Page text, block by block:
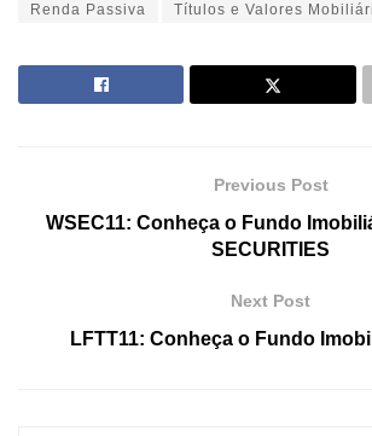
Renda Passiva Títulos e Valores
Previous Post
WSEC11: Conheça o Fundo
SECURITIES
Next Post
LFTT11: Conheça o Fundo